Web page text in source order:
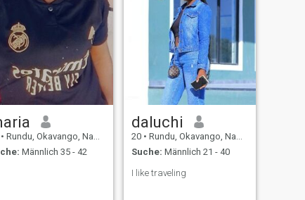
• Rundu, Okavango, Namibia
Männlich 35 - 42
daluchi
20 • Rundu, Okavango, Namibia
Suche: Männlich 21 - 40
I like traveling